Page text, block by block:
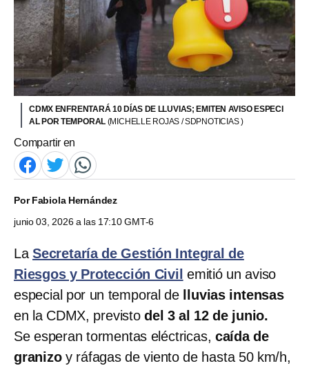
CDMX ENFRENTARÁ 10 DÍAS DE LLUVIAS; EMITEN AVISO ESPECI
AL POR TEMPORAL (MICHELLE ROJAS / SDPNOTICIAS )
Compartir en
PorFabiola Hernández
junio 03, 2026 a las 17:10 GMT-6
La Secretaría de Gestión Integral de
Riesgos y Protección Civil emitió un aviso
especial por un temporal de
lluvias intensas
en la CDMX, previstodel 3 al 12 de junio.
Se esperan tormentas eléctricas, caída de
granizoy ráfagas de viento de hasta 50 km/h,